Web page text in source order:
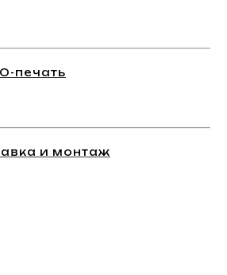
печать
и монтаж